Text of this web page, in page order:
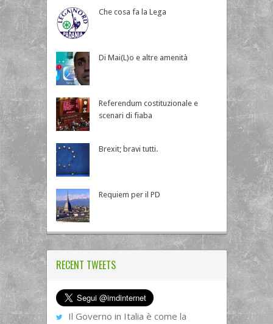
Che cosa fa la Lega
Di Mai(L)o e altre amenità
Referendum costituzionale e
scenari di fiaba
Brexit; bravi tutti.
Requiem per il PD
RECENT TWEETS
Il Governo in Italia è come la